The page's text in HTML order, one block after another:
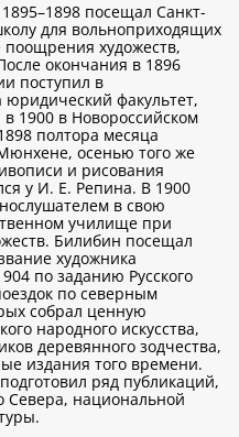
посещал Санкт-
для вольноприходящих
художеств,
окончания в 1896
поступил в
юридический факультет,
в 1900 в Новороссийском
полтора месяца
осенью того же
и рисования
у И. Е. Репина. В 1900
в свою
училище при
Билибин посещал
художника
по заданию Русского
по северным
собрал ценную
народного искусства,
деревянного зодчества,
издания того времени.
ряд публикаций,
Севера, национальной